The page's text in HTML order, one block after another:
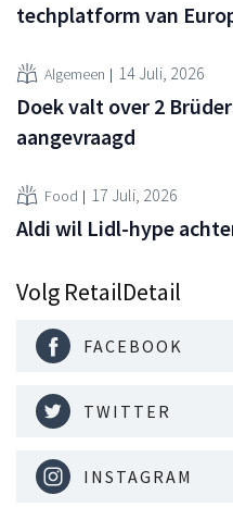
techplatform van
Algemeen 14 Juli, 2026
Doek valt over 2
aangevraagd
Food 17 Juli, 2026
Aldi wil Lidl-hype
Volg RetailDetail
FACEBOOK
TWITTER
INSTAGRAM